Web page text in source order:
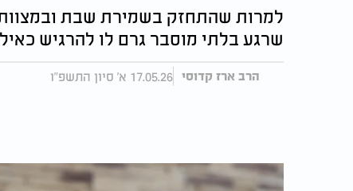
למרות שהתחזק בשמירת שבת
שרגע בלתי מוסבר גרם לו להרגיש
הרב ארז קדוסי 17.05.26 א' סיון התשפ"ו